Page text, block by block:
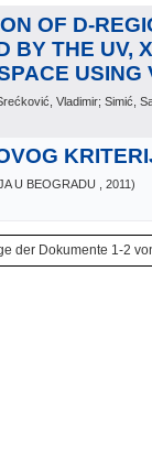
OF D-
BY THE UV,
USING
Vladimir; Simić,
U BEOGRADU , 2011)
der Dokumente 1-2